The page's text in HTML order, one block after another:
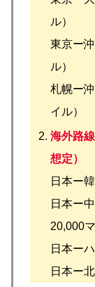
ル）
東京ー
ル）
札幌ー
イル）
海外路
想定）
日本ー
日本ー
20,000
日本ー
日本ー